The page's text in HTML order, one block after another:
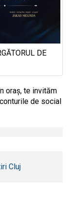
DE
oraș, te invităm
de social
Cluj